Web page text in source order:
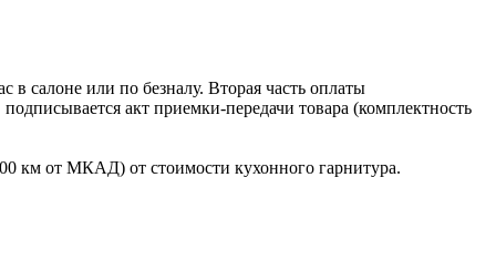
салоне или по безналу. Вторая часть оплаты
акт приемки-передачи товара (комплектность
км от МКАД) от стоимости кухонного гарнитура.